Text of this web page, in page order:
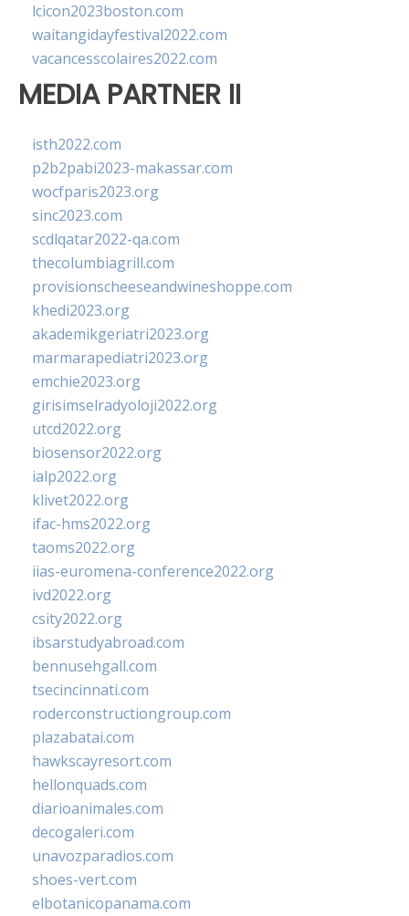
lcicon2023boston.com
waitangidayfestival2022.com
vacancesscolaires2022.com
MEDIA PARTNER II
isth2022.com
p2b2pabi2023-makassar.com
wocfparis2023.org
sinc2023.com
scdlqatar2022-qa.com
thecolumbiagrill.com
provisionscheeseandwineshoppe.com
khedi2023.org
akademikgeriatri2023.org
marmarapediatri2023.org
emchie2023.org
girisimselradyoloji2022.org
utcd2022.org
biosensor2022.org
ialp2022.org
klivet2022.org
ifac-hms2022.org
taoms2022.org
iias-euromena-conference2022.org
ivd2022.org
csity2022.org
ibsarstudyabroad.com
bennusehgall.com
tsecincinnati.com
roderconstructiongroup.com
plazabatai.com
hawkscayresort.com
hellonquads.com
diarioanimales.com
decogaleri.com
unavozparadios.com
shoes-vert.com
elbotanicopanama.com